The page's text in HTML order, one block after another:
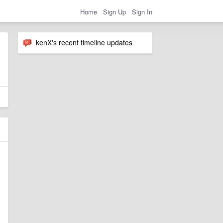
Home Sign Up Sign In
kenX's recent timeline updates